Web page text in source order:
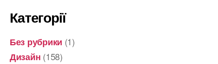
Категорії
Без рубрики (1)
Дизайн (158)